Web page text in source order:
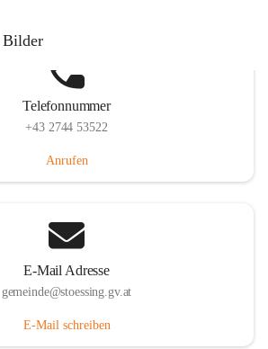
Bilder
Telefonnummer
+43 2744 53522
Anrufen
E-Mail Adresse
gemeinde@stoessing.gv.at
E-Mail schreiben